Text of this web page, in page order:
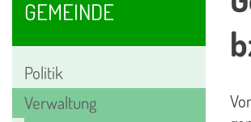
GEMEINDE
Politik
Verwaltung